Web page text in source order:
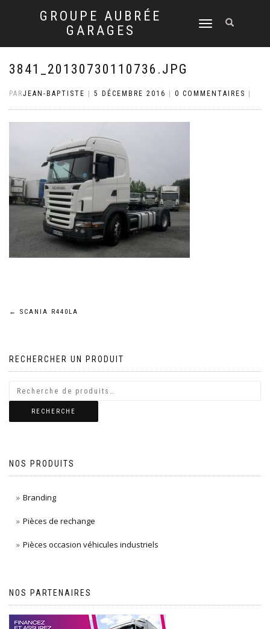
GROUPE AUBRÉE
GARAGES
DÉPLIER
NAVIGATION
3841_20130730110736.JPG
PARJEAN-BAPTISTE 5 DÉCEMBRE 2016 0 COMMENTAIRES
Navigation
l’article
← SCANIA R440LA
RECHERCHER UN PRODUIT
RECHERCHE
NOS PRODUITS
Branding
Pièces de rechange
Pièces occasion véhicules industriels
NOS PARTENAIRES